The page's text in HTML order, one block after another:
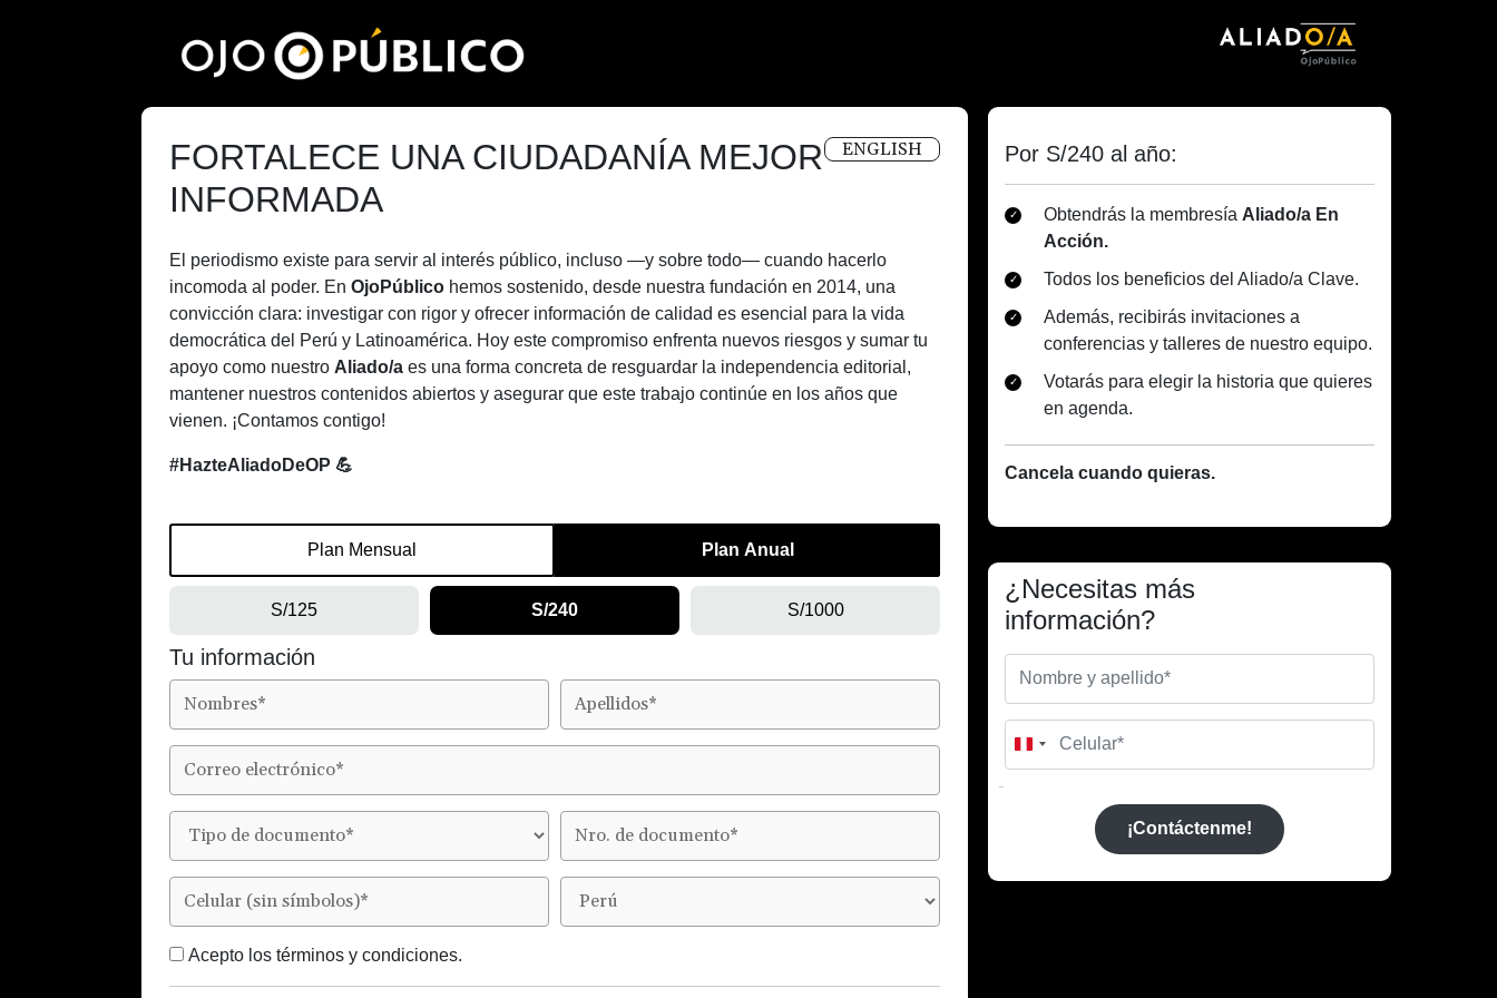
FORTALECE UNA CIUDADANÍA MEJOR
INFORMADA
ENGLISH
El periodismo existe para servir al interés público, incluso —y sobre todo— cuando hacerlo
incomoda al poder. En OjoPúblico hemos sostenido, desde nuestra fundación en 2014, una
convicción clara: investigar con rigor y ofrecer información de calidad es esencial para la vida
democrática del Perú y Latinoamérica. Hoy este compromiso enfrenta nuevos riesgos y sumar tu
apoyo como nuestro Aliado/a es una forma concreta de resguardar la independencia editorial,
mantener nuestros contenidos abiertos y asegurar que este trabajo continúe en los años que
vienen. ¡Contamos contigo!
#HazteAliadoDeOP 💪
Plan Mensual Plan Anual
S/125 S/240 S/1000
Tu información
Acepto los términos y condiciones.
Por S/240 al año:
Obtendrás la membresía Aliado/a En
Acción.
Todos los beneficios del Aliado/a Clave.
Además, recibirás invitaciones a
conferencias y talleres de nuestro equipo.
Votarás para elegir la historia que quieres
en agenda.
Cancela cuando quieras.
¿Necesitas más
información?
Peru
¡Contáctenme!